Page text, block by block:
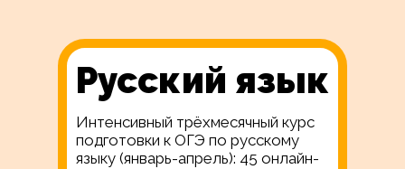
Интенсивный трёхмесячный курс
подготовки к ОГЭ по русскому
языку (январь-апрель): 45 онлайн-
Русский язык